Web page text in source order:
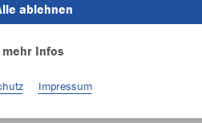
ablehnen
mehr Infos
Impressum